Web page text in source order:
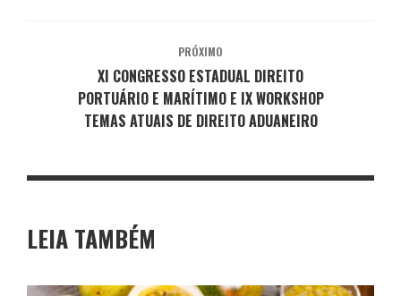
PRÓXIMO
XI CONGRESSO ESTADUAL DIREITO
PORTUÁRIO E MARÍTIMO E IX WORKSHOP
TEMAS ATUAIS DE DIREITO ADUANEIRO
LEIA TAMBÉM